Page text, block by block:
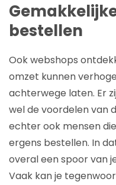
bestellen
Ook webshops
omzet kunnen
achterwege laten. Er
wel de voordelen van
echter ook mensen
ergens bestellen. In
overal een spoor van
Vaak kan je